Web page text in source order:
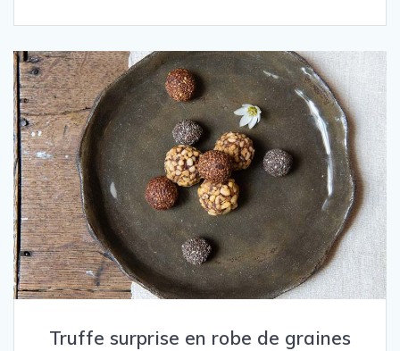
Truffe surprise en robe de graines